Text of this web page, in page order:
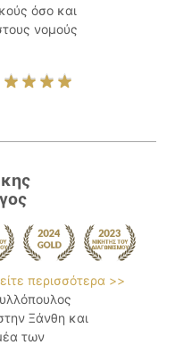
όσο και
νομούς
περισσότερα >>
Ξάνθη και
των